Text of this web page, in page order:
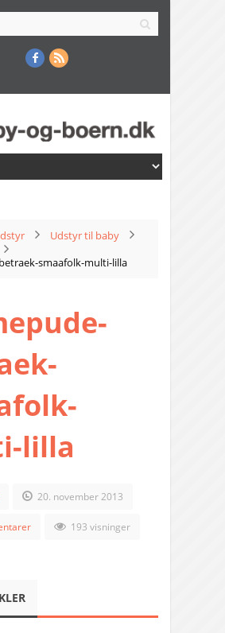
Udstyr til baby
smaafolk-multi-lilla
lilla
20. november 2013
193 visninger